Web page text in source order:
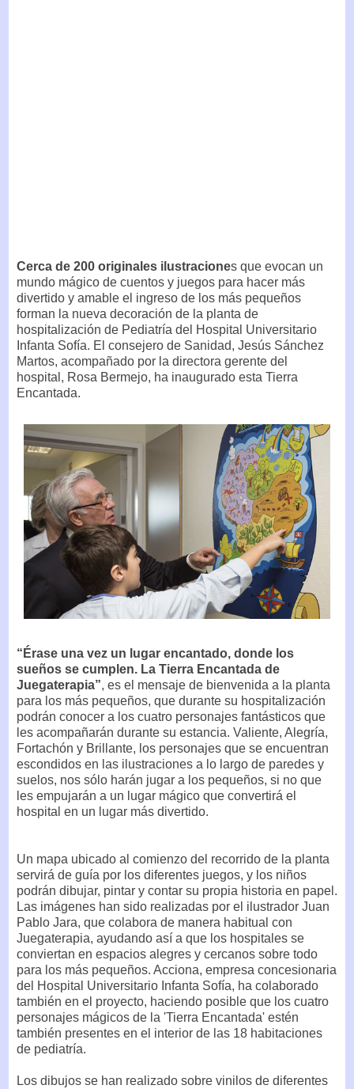
Cerca de 200 originales ilustraciones que evocan un
mundo mágico de cuentos y juegos para hacer más
divertido y amable el ingreso de los más pequeños
forman la nueva decoración de la planta de
hospitalización de Pediatría del Hospital Universitario
Infanta Sofía. El consejero de Sanidad, Jesús Sánchez
Martos, acompañado por la directora gerente del
hospital, Rosa Bermejo, ha inaugurado esta Tierra
Encantada.
“Érase una vez un lugar encantado, donde los
sueños se cumplen. La Tierra Encantada de
Juegaterapia”, es el mensaje de bienvenida a la planta
para los más pequeños, que durante su hospitalización
podrán conocer a los cuatro personajes fantásticos que
les acompañarán durante su estancia. Valiente, Alegría,
Fortachón y Brillante, los personajes que se encuentran
escondidos en las ilustraciones a lo largo de paredes y
suelos, nos sólo harán jugar a los pequeños, si no que
les empujarán a un lugar mágico que convertirá el
hospital en un lugar más divertido.
Un mapa ubicado al comienzo del recorrido de la planta
servirá de guía por los diferentes juegos, y los niños
podrán dibujar, pintar y contar su propia historia en papel.
Las imágenes han sido realizadas por el ilustrador Juan
Pablo Jara, que colabora de manera habitual con
Juegaterapia, ayudando así a que los hospitales se
conviertan en espacios alegres y cercanos sobre todo
para los más pequeños. Acciona, empresa concesionaria
del Hospital Universitario Infanta Sofía, ha colaborado
también en el proyecto, haciendo posible que los cuatro
personajes mágicos de la 'Tierra Encantada' estén
también presentes en el interior de las 18 habitaciones
de pediatría.
Los dibujos se han realizado sobre vinilos de diferentes